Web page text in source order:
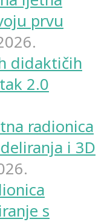
prvu
didaktičih
2.0
radionica
i 3D
s